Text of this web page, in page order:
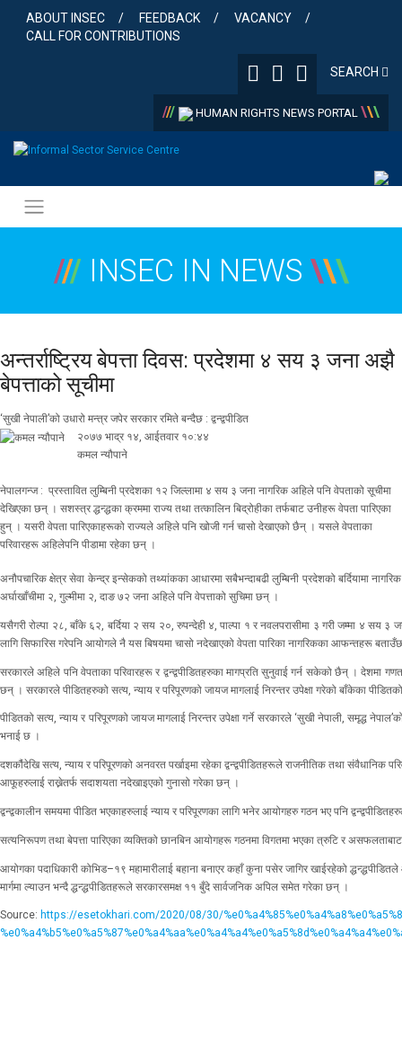
content
ABOUT INSEC FEEDBACK
VACANCY
CALL FOR CONTRIBUTIONS
SEARCH
/// HUMAN RIGHTS NEWS PORTAL \\\
/// INSEC IN NEWS \\\
अन्तर्राष्ट्रिय बेपत्ता दिवस: प्रदेशमा ४ सय ३ जना अझै
बेपत्ताको सूचीमा
‘सुखी नेपाली’को उधारो मन्त्र जपेर सरकार रमिते बन्दैछ : द्वन्द्वपीडित
२०७७ भाद्र १४, आईतवार १०:४४
कमल न्यौपाने
नेपालगन्ज : प्रस्तावित लुम्बिनी प्रदेशका १२ जिल्लामा ४ सय ३ जना नागरिक अहिले पनि वेपताको सूचीमा
देखिएका छन् । सशस्त्र द्धन्द्धका क्रममा राज्य तथा तत्कालिन बिद्रोहीका तर्फबाट उनीहरू वेपता पारिएका
हुन् । यसरी वेपता पारिएकाहरूको राज्यले अहिले पनि खोजी गर्न चासो देखाएको छैन् । यसले वेपताका
परिवारहरू अहिलेपनि पीडामा रहेका छन् ।
अनौपचारिक क्षेत्र सेवा केन्द्र इन्सेकको तथ्यांकका आधारमा सबैभन्दाबढी लुम्बिनी प्रदेशको बर्दियामा
अर्घाखाँचीमा २, गुल्मीमा २, दाङ ७२ जना अहिले पनि वेपत्ताको सुचिमा छन् ।
यसैगरी रोल्पा २८, बाँके ६२, बर्दिया २ सय २०, रुपन्देही ४, पाल्पा १ र नवलपरासीमा ३ गरी जम्मा ४
लागि सिफारिस गरेपनि आयोगले नै यस बिषयमा चासो नदेखाएको वेपता पारिका नागरिकका आफन्तहरू
सरकारले अहिले पनि वेपताका परिवारहरू र द्वन्द्वपीडितहरुका मागप्रति सुनुवाई गर्न सकेको छैन् ।
छन् । सरकारले पीडितहरुको सत्य, न्याय र परिपूरणको जायज मागलाई निरन्तर उपेक्षा गरेको बाँकेका
पीडितको सत्य, न्याय र परिपूरणको जायज मागलाई निरन्तर उपेक्षा गर्ने सरकारले ‘सुखी नेपाली, समृद्ध
भनाई छ ।
दशकौंदेखि सत्य, न्याय र परिपूरणको अनवरत पर्खाइमा रहेका द्वन्द्वपीडितहरूले राजनीतिक तथा संवैधानिक
आफूहरुलाई राख्नेतर्फ सदाशयता नदेखाइएको गुनासो गरेका छन् ।
द्वन्द्वकालीन समयमा पीडित भएकाहरुलाई न्याय र परिपूरणका लागि भनेर आयोगहरु गठन भए पनि
सत्यनिरूपण तथा बेपत्ता पारिएका व्यक्तिको छानबिन आयोगहरू गठनमा विगतमा भएका त्रुटि र
आयोगका पदाधिकारी कोभिड–१९ महामारीलाई बहाना बनाएर कहाँ कुना पसेर जागिर खाईरहेको
मार्गमा ल्याउन भन्दै द्धन्द्धपीडितहरूले सरकारसमक्ष ११ बुँदे सार्वजनिक अपिल समेत गरेका छन् ।
Source: https://esetokhari.com/2020/08/30/